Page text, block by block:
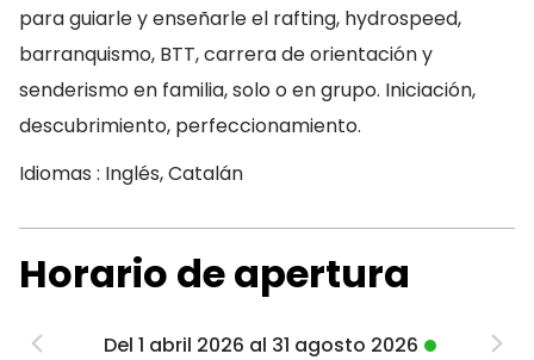
para guiarle y enseñarle el rafting, hydrospeed,
barranquismo, BTT, carrera de orientación y
senderismo en familia, solo o en grupo. Iniciación,
descubrimiento, perfeccionamiento.
Idiomas : Inglés, Catalán
Horario de apertura
Del 1 abril 2026 al 31 agosto 2026